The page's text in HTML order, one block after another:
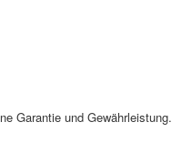
Garantie und Gewährleistung.